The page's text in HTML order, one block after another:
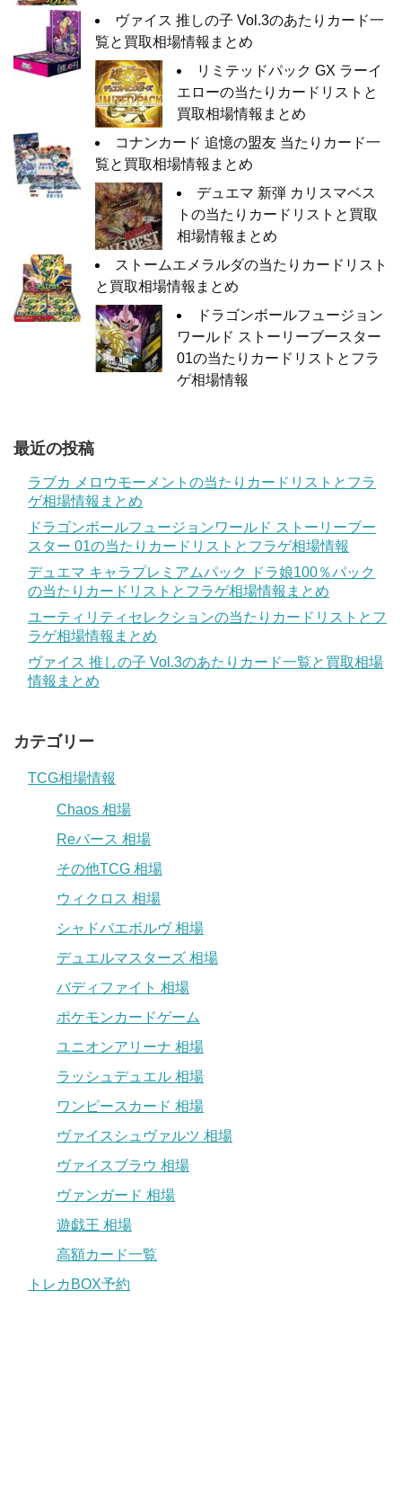
ヴァイス 推しの子 Vol.3のあたりカード一
覧と買取相場情報まとめ
リミテッドパック GX ラーイ
エローの当たりカードリストと
買取相場情報まとめ
コナンカード 追憶の盟友 当たりカード一
覧と買取相場情報まとめ
デュエマ 新弾 カリスマベス
トの当たりカードリストと買取
相場情報まとめ
ストームエメラルダの当たりカードリスト
と買取相場情報まとめ
ドラゴンボールフュージョン
ワールド ストーリーブースター
01の当たりカードリストとフラ
ゲ相場情報
最近の投稿
ラブカ メロウモーメントの当たりカードリストとフラ
ゲ相場情報まとめ
ドラゴンボールフュージョンワールド ストーリーブー
スター 01の当たりカードリストとフラゲ相場情報
デュエマ キャラプレミアムパック ドラ娘100％パック
の当たりカードリストとフラゲ相場情報まとめ
ユーティリティセレクションの当たりカードリストとフ
ラゲ相場情報まとめ
ヴァイス 推しの子 Vol.3のあたりカード一覧と買取相場
情報まとめ
カテゴリー
TCG相場情報
Chaos 相場
Reバース 相場
その他TCG 相場
ウィクロス 相場
シャドバエボルヴ 相場
デュエルマスターズ 相場
バディファイト 相場
ポケモンカードゲーム
ユニオンアリーナ 相場
ラッシュデュエル 相場
ワンピースカード 相場
ヴァイスシュヴァルツ 相場
ヴァイスブラウ 相場
ヴァンガード 相場
遊戯王 相場
高額カード一覧
トレカBOX予約